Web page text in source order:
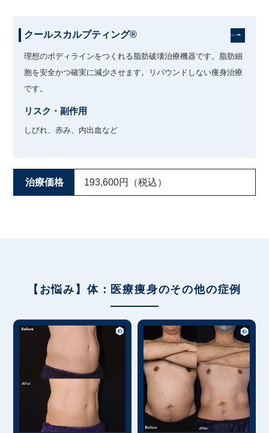
クールスカルプティング®
理想のボディラインをつくれる脂肪破壊治療機器です。脂肪細
胞を安全かつ確実に減少させます。リバウンドしない痩身治療
です。
リスク・副作用
しびれ、赤み、内出血など
治療価格 193,600円（税込）
【お悩み】体：医療痩身のその他の症例